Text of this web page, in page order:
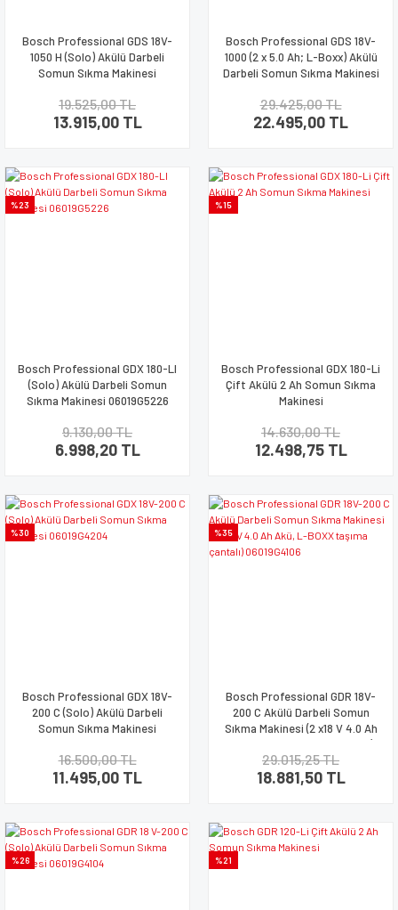
Bosch Professional GDS 18V-
1050 H (Solo) Akülü Darbeli
Somun Sıkma Makinesi
19.525,00 TL
13.915,00 TL
Bosch Professional GDS 18V-
1000 (2 x 5.0 Ah; L-Boxx) Akülü
Darbeli Somun Sıkma Makinesi
29.425,00 TL
22.495,00 TL
%23
Bosch Professional GDX 180-LI
(Solo) Akülü Darbeli Somun
Sıkma Makinesi 06019G5226
9.130,00 TL
6.998,20 TL
%15
Bosch Professional GDX 180-Li
Çift Akülü 2 Ah Somun Sıkma
Makinesi
14.630,00 TL
12.498,75 TL
%30
Bosch Professional GDX 18V-
200 C (Solo) Akülü Darbeli
Somun Sıkma Makinesi
16.500,00 TL
11.495,00 TL
%35
Bosch Professional GDR 18V-
200 C Akülü Darbeli Somun
Sıkma Makinesi (2 x18 V 4.0 Ah
Akü, L-BOXX taşıma çantalı)
06019G4106
29.015,25 TL
18.881,50 TL
%26 %21